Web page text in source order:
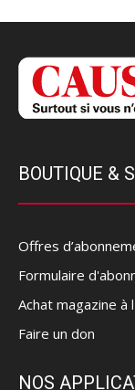
BOUTIQUE &
Offres
Formulaire
Achat magazine à
Faire un don
NOS